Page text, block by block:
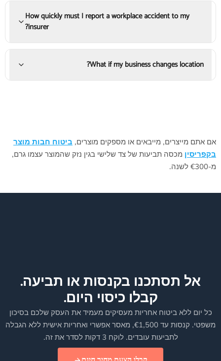
How quickly must I report a workplace accident to my
insurer?
What if my business changes location?
אם אתם מייצרים, מייבאים או מספקים מוצרים, ביטוח חבות מוצר
בקפריסין מכסה תביעות של צד שלישי בגין נזק שהמוצר עצמו גרם,
מ-‎€300‎ לשנה.
אל תסתכנו בקנסות או תביעה.
קבלו כיסוי היום.
כל יום ללא ביטוח אחריות מעסיקים מעמיד את העסק שלכם בסיכון
משפטי. קנסות עד ‎€1,500‎, מאסר אפשרי ואחריות אישית ללא הגבלה
לתביעות עובדים. לוקח 3 דקות לסדר את זה.